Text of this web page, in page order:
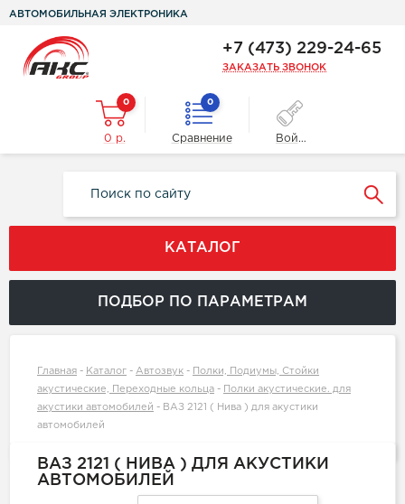
АВТОМОБИЛЬНАЯ ЭЛЕКТРОНИКА
+7 (473) 229-24-65
ЗАКАЗАТЬ ЗВОНОК
0
0 р.
0
Сравнение Войти
КАТАЛОГ
ПОДБОР ПО ПАРАМЕТРАМ
Главная - Каталог - Автозвук -
Полки, Подиумы, Стойки
акустические, Переходные кольца -
Полки акустические. для
акустики автомобилей - ВАЗ 2121 ( Нива ) для акустики
автомобилей
ВАЗ 2121 ( НИВА ) ДЛЯ АКУСТИКИ
АВТОМОБИЛЕЙ